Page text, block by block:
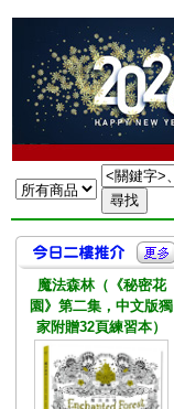
魔法森林（《秘密花
園》第二集，中文版獨
家附贈32頁練習本）